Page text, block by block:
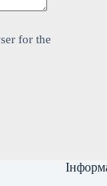
for the